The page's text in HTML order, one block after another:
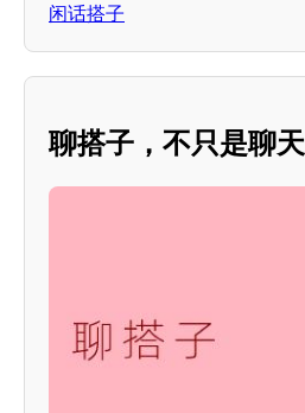
闲话搭子
聊搭子，不只是聊天